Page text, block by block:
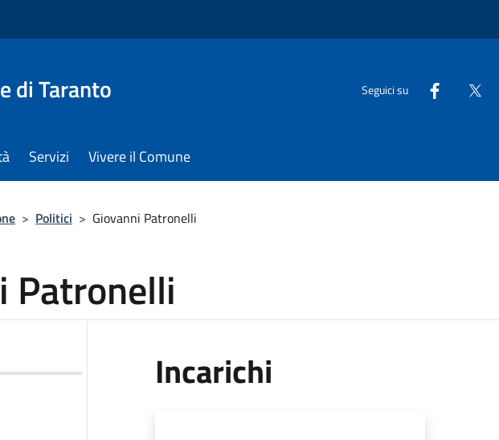
di Taranto Seguici su
Servizi Vivere il Comune
> Politici > Giovanni Patronelli
Patronelli
Incarichi